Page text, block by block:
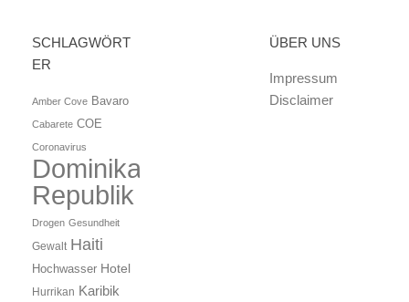
SCHLAGWÖRT
ER
Amber Cove Bavaro
Cabarete COE
Coronavirus
Dominikanische
Republik
Drogen Gesundheit
Gewalt Haiti
Hochwasser Hotel
Hurrikan Karibik
ÜBER UNS
Impressum
Disclaimer